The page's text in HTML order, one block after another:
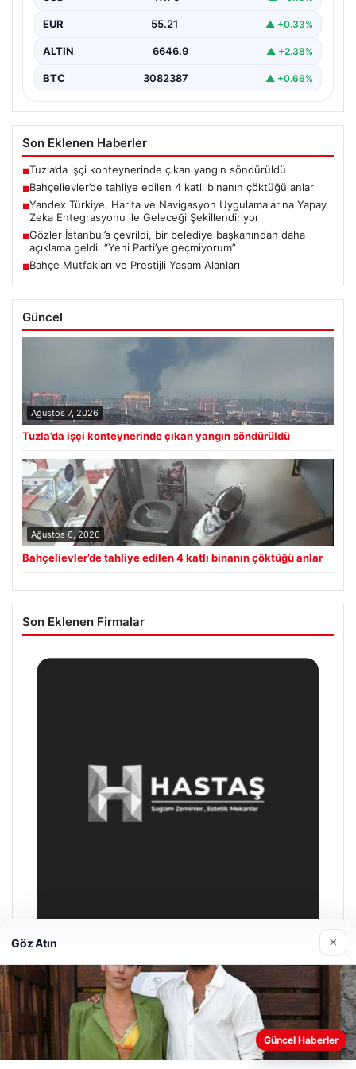
Bahçelievler…
EUR 55.21 ▲ +0.33%
ALTIN 6646.9 ▲ +2.38%
BTC 3082387 ▲ +0.66%
Son Eklenen Haberler
■Tuzla’da işçi konteynerinde çıkan yangın söndürüldü
■Bahçelievler’de tahliye edilen 4 katlı binanın çöktüğü anlar
■Yandex Türkiye, Harita ve Navigasyon Uygulamalarına Yapay
Zeka Entegrasyonu ile Geleceği Şekillendiriyor
■Gözler İstanbul’a çevrildi, bir belediye başkanından daha
açıklama geldi. “Yeni Parti’ye geçmiyorum”
■Bahçe Mutfakları ve Prestijli Yaşam Alanları
Güncel
Ağustos 7, 2026
Tuzla’da işçi konteynerinde çıkan yangın söndürüldü
Ağustos 6, 2026
Bahçelievler’de tahliye edilen 4 katlı binanın çöktüğü anlar
Son Eklenen Firmalar
Hastaş Beton
Mayıs 26, 2026
Web sitemizi nasıl kullandığınızı daha iyi anlayabilmek,
Göz Atın ×
Güncel Haberler